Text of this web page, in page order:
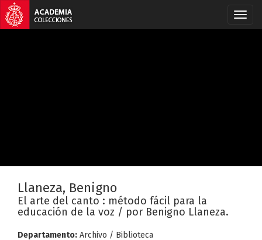
Llaneza, Benigno
El arte del canto : método fácil para la
educación de la voz / por Benigno Llaneza.
Departamento: Archivo / Biblioteca